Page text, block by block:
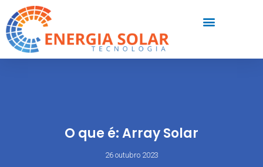
O que é: Array Solar
26 outubro 2023